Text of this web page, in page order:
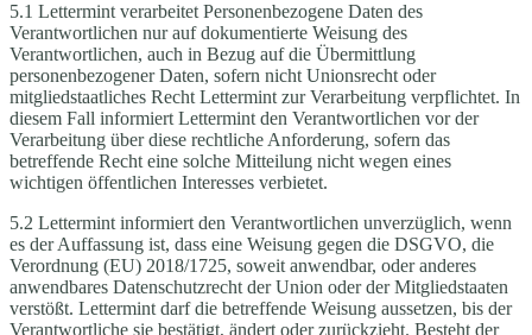
5.1 Lettermint verarbeitet Personenbezogene Daten des
Verantwortlichen nur auf dokumentierte Weisung des
Verantwortlichen, auch in Bezug auf die Übermittlung
personenbezogener Daten, sofern nicht Unionsrecht oder
mitgliedstaatliches Recht Lettermint zur Verarbeitung verpflichtet. In
diesem Fall informiert Lettermint den Verantwortlichen vor der
Verarbeitung über diese rechtliche Anforderung, sofern das
betreffende Recht eine solche Mitteilung nicht wegen eines
wichtigen öffentlichen Interesses verbietet.
5.2 Lettermint informiert den Verantwortlichen unverzüglich, wenn
es der Auffassung ist, dass eine Weisung gegen die DSGVO, die
Verordnung (EU) 2018/1725, soweit anwendbar, oder anderes
anwendbares Datenschutzrecht der Union oder der Mitgliedstaaten
verstößt. Lettermint darf die betreffende Weisung aussetzen, bis der
Verantwortliche sie bestätigt, ändert oder zurückzieht. Besteht der